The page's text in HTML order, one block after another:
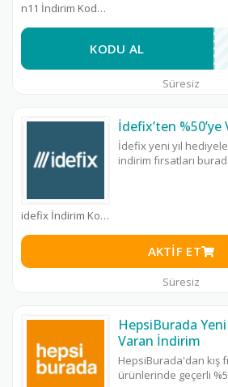
n11 İndirim Kodu
KODU AL
Süresiz
idefix İndirim Kodu
İdefix’ten
İdefix yeni yıl
indirim fırsatları
AKTIF ET
Süresiz
HepsiBurada Yeni
Varan İndirim
HepsiBurada'dan kış
ürünlerinde geçerli